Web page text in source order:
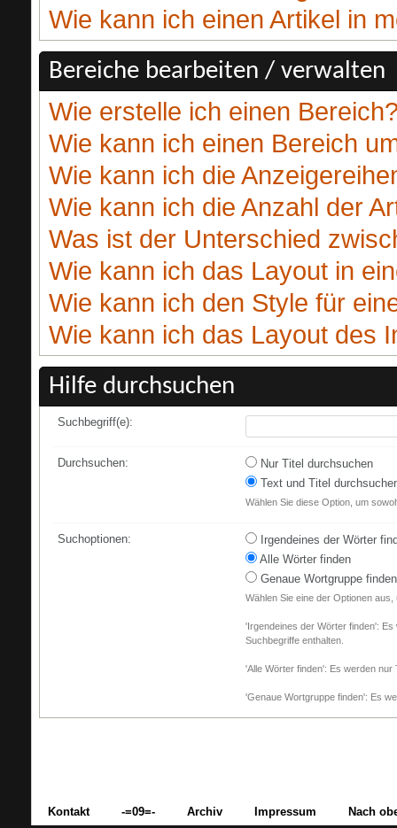
Wie kann ich einen Artikel in
Bereiche bearbeiten / verwalten
Wie erstelle ich einen
Wie kann ich einen Bereich
Wie kann ich die
Wie kann ich die Anzahl der
Was ist der Unterschied
Wie kann ich das Layout in
Wie kann ich den Style für
Wie kann ich das Layout des
Hilfe durchsuchen
Suchbegriff(e):
Durchsuchen:
Nur Titel durchsuchen
Text und Titel
Wählen Sie diese Option, um
Suchoptionen:
Irgendeines der Wörter
Alle Wörter finden
Genaue Wortgruppe finden
Wählen Sie eine der Optionen
'Irgendeines der Wörter finden':
Suchbegriffe enthalten.
'Alle Wörter finden': Es werden
'Genaue Wortgruppe finden': Es
Kontakt -=09=- Archiv Impressum Nach